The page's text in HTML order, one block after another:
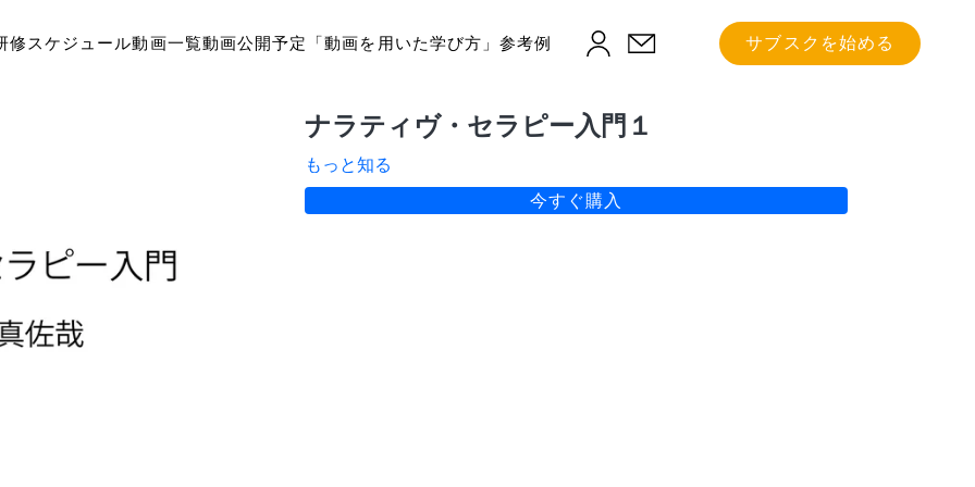
修スケジュール動画一覧動画公開予定 「動画を用いた学び方」参考例 サブスクを始める
ナラティヴ・セラピー入門１
もっと知る
今すぐ購入